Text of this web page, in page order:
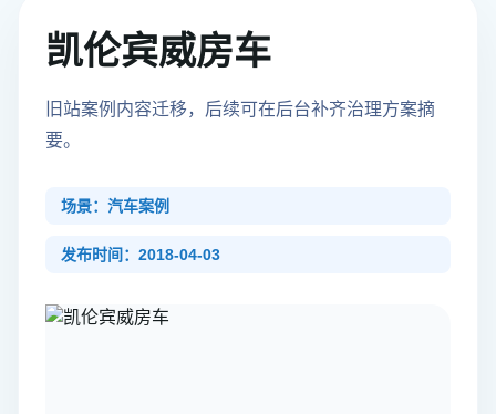
凯伦宾威房车
旧站案例内容迁移，后续可在后台补齐治理方案摘
要。
场景：汽车案例
发布时间：2018-04-03